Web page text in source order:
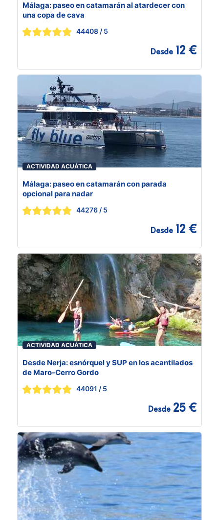
Málaga: paseo en catamarán al atardecer con
una copa de cava
44408 / 5
Desde 12 €
ACTIVIDAD ACUÁTICA
Málaga: paseo en catamarán con parada
opcional para nadar
44276 / 5
Desde 12 €
ACTIVIDAD ACUÁTICA
Desde Nerja: esnórquel y SUP en los acantilados
de Maro-Cerro Gordo
44091 / 5
Desde 25 €